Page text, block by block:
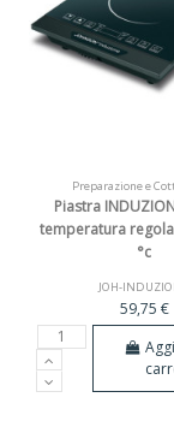
Preparazione e
Piastra
temperatura
°c
JOH-
59,75 €